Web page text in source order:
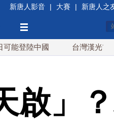
新唐人影音 | 大賽 | 新唐人之
中國 台灣漢光首結合城鎮
啟」